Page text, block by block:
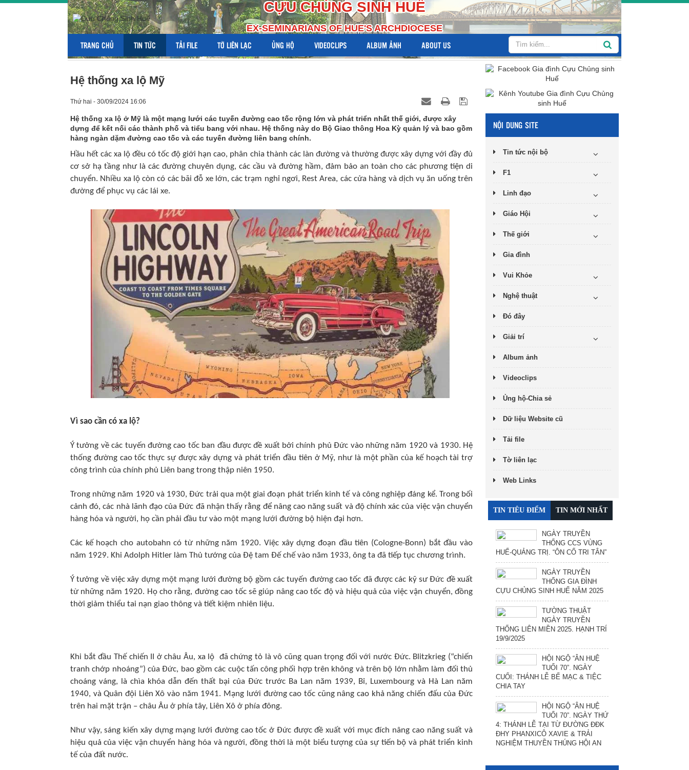
CỰU CHỦNG SINH HUẾ
EX-SEMINARIANS OF HUE'S ARCHDIOCESE
TRANG CHỦ TIN TỨC TẢI FILE TỜ LIÊN LẠC ỦNG HỘ VIDEOCLIPS ALBUM ẢNH ABOUT US
Hệ thống xa lộ Mỹ
Thứ hai - 30/09/2024 16:06
Hệ thống xa lộ ở Mỹ là một mạng lưới các tuyến đường cao tốc rộng lớn và phát triển nhất thế giới, được xây
dựng để kết nối các thành phố và tiểu bang với nhau. Hệ thống này do Bộ Giao thông Hoa Kỳ quản lý và bao gồm
hàng ngàn dặm đường cao tốc và các tuyến đường liên bang chính.
Hầu hết các xa lộ đều có tốc độ giới hạn cao, phân chia thành các làn đường và thường được xây dựng với đầy đủ
cơ sở hạ tầng như là các đường chuyên dụng, các cầu và đường hầm, đảm bảo an toàn cho các phương tiện di
chuyển. Nhiều xa lộ còn có các bãi đỗ xe lớn, các trạm nghỉ ngơi, Rest Area, các cửa hàng và dịch vụ ăn uống trên
đường để phục vụ các lái xe.
Vì sao cần có xa lộ?
Ý tưởng về các tuyến đường cao tốc ban đầu được đề xuất bởi chính phủ Đức vào những năm 1920 và 1930. Hệ
thống đường cao tốc thực sự được xây dựng và phát triển đầu tiên ở Mỹ, như là một phần của kế hoạch tài trợ
công trình của chính phủ Liên bang trong thập niên 1950.
Trong những năm 1920 và 1930, Đức trải qua một giai đoạn phát triển kinh tế và công nghiệp đáng kể. Trong bối
cảnh đó, các nhà lãnh đạo của Đức đã nhận thấy rằng để nâng cao năng suất và độ chính xác của việc vận chuyển
hàng hóa và người, họ cần phải đầu tư vào một mạng lưới đường bộ hiện đại hơn.
Các kế hoạch cho autobahn có từ những năm 1920. Việc xây dựng đoạn đầu tiên (Cologne-Bonn) bắt đầu vào
năm 1929. Khi Adolph Hitler làm Thủ tướng của Đệ tam Đế chế vào năm 1933, ông ta đã tiếp tục chương trình.
Ý tưởng về việc xây dựng một mạng lưới đường bộ gồm các tuyến đường cao tốc đã được các kỹ sư Đức đề xuất
từ những năm 1920. Họ cho rằng, đường cao tốc sẽ giúp nâng cao tốc độ và hiệu quả của việc vận chuyển, đồng
thời giảm thiểu tai nạn giao thông và tiết kiệm nhiên liệu.
Khi bắt đầu Thế chiến II ở châu Âu, xa lộ đã chứng tỏ là vô cũng quan trọng đối với nước Đức. Blitzkrieg (“chiến
tranh chớp nhoáng”) của Đức, bao gồm các cuộc tấn công phối hợp trên không và trên bộ lớn nhằm làm đối thủ
choáng váng, là chìa khóa dẫn đến thất bại của Đức trước Ba Lan năm 1939, Bỉ, Luxembourg và Hà Lan năm
1940, và Quân đội Liên Xô vào năm 1941. Mạng lưới đường cao tốc cũng nâng cao khả năng chiến đấu của Đức
trên hai mặt trận – châu Âu ở phía tây, Liên Xô ở phía đông.
Như vậy, sáng kiến xây dựng mạng lưới đường cao tốc ở Đức được đề xuất với mục đích nâng cao năng suất và
hiệu quả của việc vận chuyển hàng hóa và người, đồng thời là một biểu tượng của sự tiến bộ và phát triển kinh
tế của đất nước.
NỘI DUNG SITE
Tin tức nội bộ
F1
Linh đạo
Giáo Hội
Thế giới
Gia đình
Vui Khỏe
Nghệ thuật
Đó đây
Giải trí
Album ảnh
Videoclips
Ủng hộ-Chia sẻ
Dữ liệu Website cũ
Tải file
Tờ liên lạc
Web Links
TIN TIÊU ĐIỂM TIN MỚI NHẤT
NGÀY TRUYỀN
THỐNG CCS VÙNG
HUẾ-QUẢNG TRỊ. “ÔN CỐ TRI TÂN”
NGÀY TRUYỀN
THỐNG GIA ĐÌNH
CỰU CHỦNG SINH HUẾ NĂM 2025
TƯỜNG THUẬT
NGÀY TRUYỀN
THỐNG LIÊN MIỀN 2025. HẠNH TRÍ
19/9/2025
HỘI NGỘ “ÂN HUỆ
TUỔI 70”. NGÀY
CUỐI: THÁNH LỄ BẾ MẠC & TIỆC
CHIA TAY
HỘI NGỘ “ÂN HUỆ
TUỔI 70”. NGÀY THỨ
4: THÁNH LỄ TẠI TỪ ĐƯỜNG ĐĐK
ĐHY PHANXICÔ XAVIE & TRẢI
NGHIỆM THUYỀN THÚNG HỘI AN